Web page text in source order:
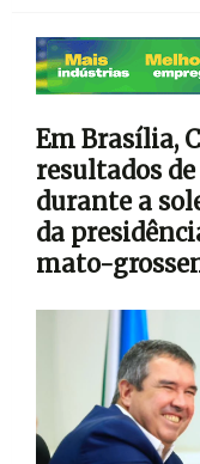
Em Brasília,
resultados
durante a
da
mato-